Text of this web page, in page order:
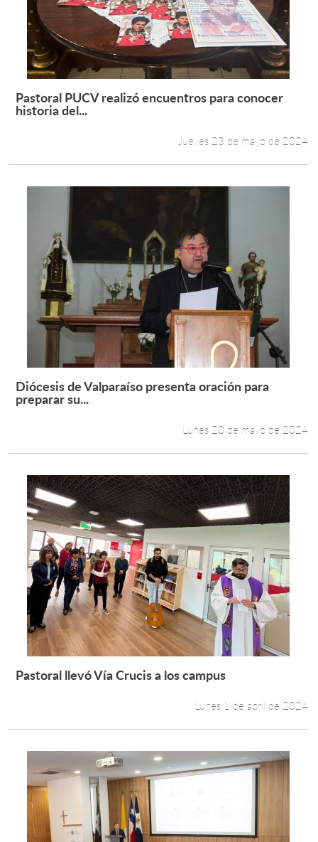
Leer más +
Pastoral PUCV realizó encuentros para conocer
historia del...
Jueves 23 de mayo de 2024
Leer más +
Diócesis de Valparaíso presenta oración para
preparar su...
Lunes 20 de mayo de 2024
Leer más +
Pastoral llevó Vía Crucis a los campus
Lunes 1 de abril de 2024